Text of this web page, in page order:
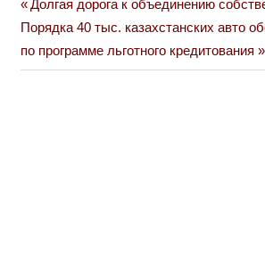
Навигация
по
Previous
Post:
Долгая дорога к объединению
Next
Post:
Порядка 40 тыс. казахстанских авто
по программе льготного кредитования